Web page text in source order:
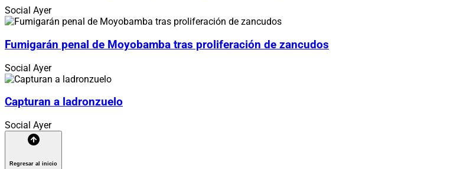
Social Ayer
Fumigarán penal de Moyobamba tras proliferación de zancudos
Social Ayer
Capturan a ladronzuelo
Social Ayer
Regresar al inicio